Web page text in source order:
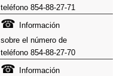
teléfono 854-88-27-71
☎
Información
sobre el número de
teléfono 854-88-27-70
☎
Información